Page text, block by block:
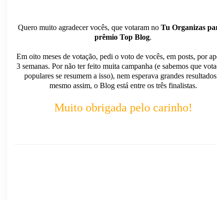
Quero muito agradecer vocês, que votaram no Tu Organizas
prêmio Top Blog.
Em oito meses de votação, pedi o voto de vocês, em posts, por
3 semanas. Por não ter feito muita campanha (e sabemos que
populares se resumem a isso), nem esperava grandes
mesmo assim, o Blog está entre os três finalistas.
Muito obrigada pelo carinho!